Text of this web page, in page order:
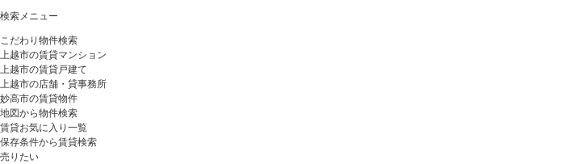
検索メニュー
こだわり物件検索
上越市の賃貸マンション
上越市の賃貸戸建て
上越市の店舗・貸事務所
妙高市の賃貸物件
地図から物件検索
賃貸お気に入り一覧
保存条件から賃貸検索
売りたい